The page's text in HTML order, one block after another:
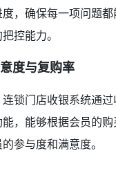
，确保每一项问题
控能力。
度与复购率
锁门店收银系统通
，能够根据会员的
参与度和满意度。